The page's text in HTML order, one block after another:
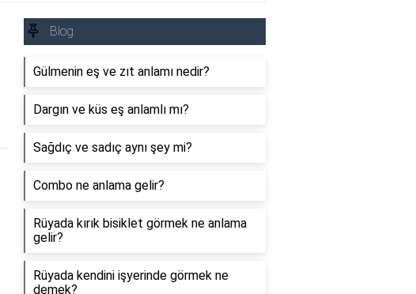
Blog
Gülmenin eş ve zıt anlamı nedir?
Dargın ve küs eş anlamlı mı?
Sağdıç ve sadıç aynı şey mi?
Combo ne anlama gelir?
Rüyada kırık bisiklet görmek ne anlama
gelir?
Rüyada kendini işyerinde görmek ne
demek?